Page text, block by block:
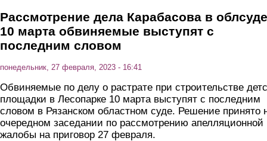
Рассмотрение дела Карабасова в
10 марта обвиняемые выступят с
последним словом
понедельник, 27 февраля, 2023 - 16:41
Обвиняемые по делу о растрате при строительстве
площадки в Лесопарке 10 марта выступят с последним
словом в Рязанском областном суде. Решение принято
очередном заседании по рассмотрению апелляционной
жалобы на приговор 27 февраля.